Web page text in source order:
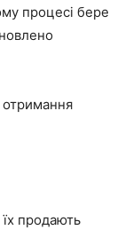
процесі бере
отримання
продають